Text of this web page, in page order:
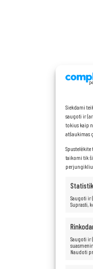
Siekdami
saugoti ir
tokius kaip
atšaukimas
taikomi tik
Saugoti ir
Suprasti,
Saugoti ir
Naudoti